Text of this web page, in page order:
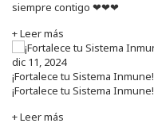
siempre contigo ❤❤❤
+ Leer más
dic 11, 2024
¡Fortalece tu Sistema Inmune!
¡Fortalece tu Sistema Inmune!
+ Leer más